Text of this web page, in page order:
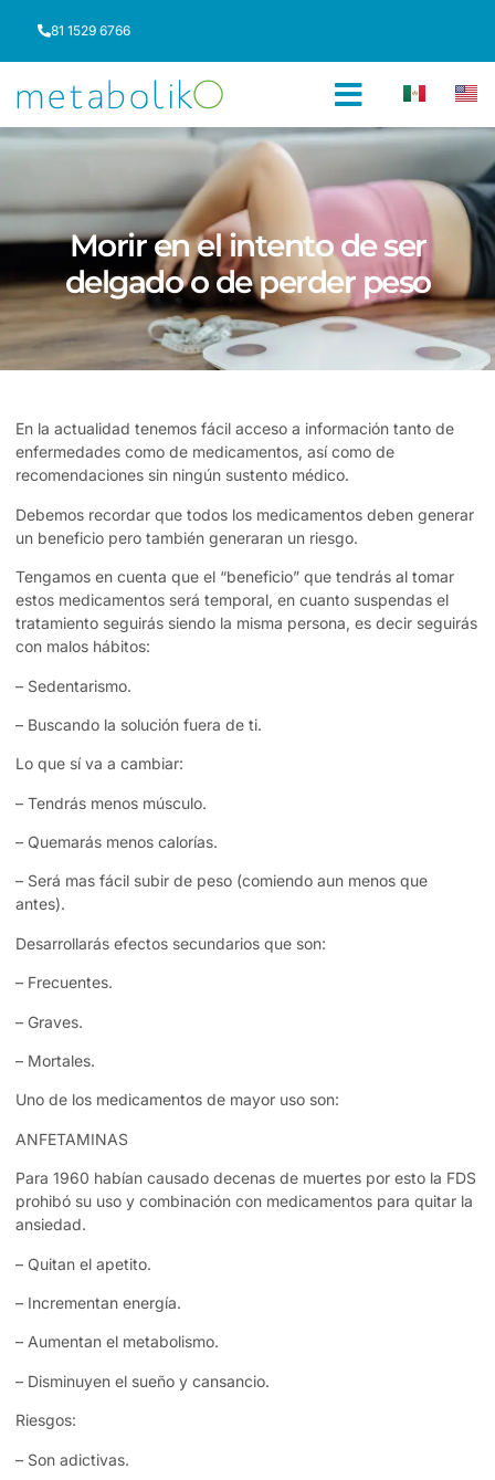
81 1529 6766
Morir en el intento de ser
delgado o de perder peso
En la actualidad tenemos fácil acceso a información tanto de
enfermedades como de medicamentos, así como de
recomendaciones sin ningún sustento médico.
Debemos recordar que todos los medicamentos deben generar
un beneficio pero también generaran un riesgo.
Tengamos en cuenta que el “beneficio” que tendrás al tomar
estos medicamentos será temporal, en cuanto suspendas el
tratamiento seguirás siendo la misma persona, es decir seguirás
con malos hábitos:
– Sedentarismo.
– Buscando la solución fuera de ti.
Lo que sí va a cambiar:
– Tendrás menos músculo.
– Quemarás menos calorías.
– Será mas fácil subir de peso (comiendo aun menos que
antes).
Desarrollarás efectos secundarios que son:
– Frecuentes.
– Graves.
– Mortales.
Uno de los medicamentos de mayor uso son:
ANFETAMINAS
Para 1960 habían causado decenas de muertes por esto la FDS
prohibó su uso y combinación con medicamentos para quitar la
ansiedad.
– Quitan el apetito.
– Incrementan energía.
– Aumentan el metabolismo.
– Disminuyen el sueño y cansancio.
Riesgos:
– Son adictivas.